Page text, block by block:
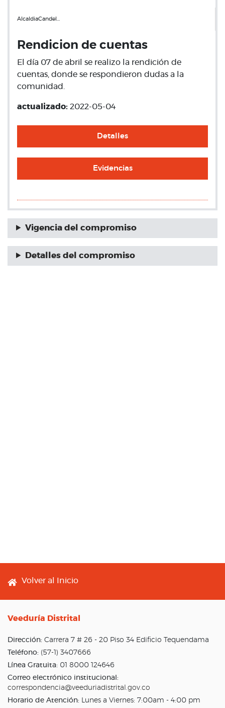
AlcaldiaCandel…
Rendicion de cuentas
El día 07 de abril se realizo la rendición de
cuentas, donde se respondieron dudas a la
comunidad.
actualizado: 2022-05-04
Detalles
Evidencias
Vigencia del compromiso
Detalles del compromiso
Footer menu
Volver al Inicio
Veeduría Distrital
Dirección: Carrera 7 # 26 - 20 Piso 34 Edificio Tequendama
Teléfono: (57-1) 3407666
Línea Gratuita: 01 8000 124646
Correo electrónico institucional:
correspondencia@veeduriadistrital.gov.co
Horario de Atención: Lunes a Viernes: 7:00am - 4:00 pm